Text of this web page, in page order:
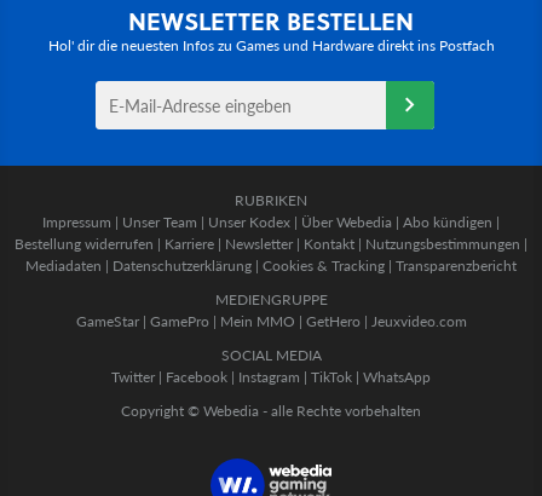
NEWSLETTER BESTELLEN
Hol' dir die neuesten Infos zu Games und Hardware direkt ins Postfach
RUBRIKEN
Impressum | Unser Team | Unser Kodex | Über Webedia | Abo kündigen |
Bestellung widerrufen | Karriere | Newsletter | Kontakt | Nutzungsbestimmungen |
Mediadaten | Datenschutzerklärung | Cookies & Tracking | Transparenzbericht
MEDIENGRUPPE
GameStar| GamePro | Mein MMO | GetHero | Jeuxvideo.com
SOCIAL MEDIA
Twitter | Facebook | Instagram | TikTok | WhatsApp
Copyright © Webedia - alle Rechte vorbehalten